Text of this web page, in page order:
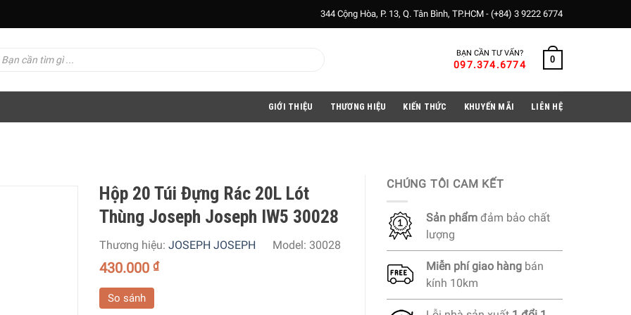
344 Cộng Hòa, P. 13, Q. Tân Bình, TP.HCM - (+84) 3 9222 6774
BẠN CẦN TƯ VẤN?
097.374.6774 0
GIỚI THIỆU THƯƠNG HIỆU KIẾN THỨC KHUYẾN MÃI LIÊN HỆ
Hộp 20 Túi Đựng Rác 20L Lót
Thùng Joseph Joseph IW5 30028
Thương hiệu: JOSEPH JOSEPH Model: 30028
430.000 ₫
So sánh
CHÚNG TÔI CAM KẾT
Sản phẩm đảm bảo chất
lượng
Miễn phígiao hàng bán
kính 10km